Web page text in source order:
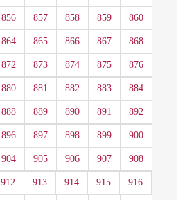
856 857 858 859 860
864 865 866 867 868
872 873 874 875 876
880 881 882 883 884
888 889 890 891 892
896 897 898 899 900
904 905 906 907 908
912 913 914 915 916